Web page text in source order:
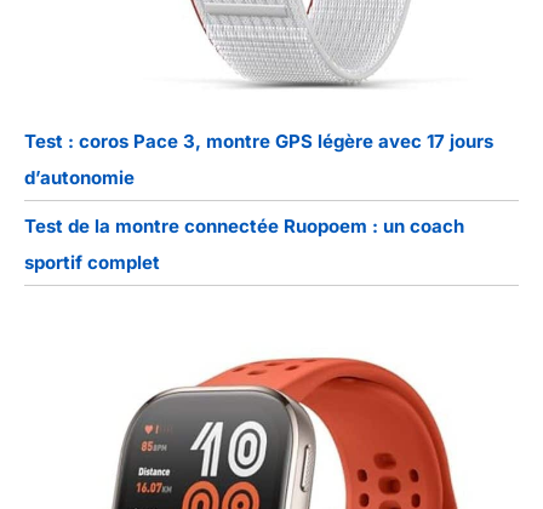
Test : coros Pace 3, montre GPS légère avec 17 jours
d’autonomie
Test de la montre connectée Ruopoem : un coach
sportif complet